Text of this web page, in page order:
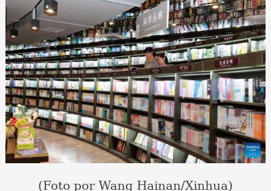
(Foto por Wang Hainan/Xinhua)